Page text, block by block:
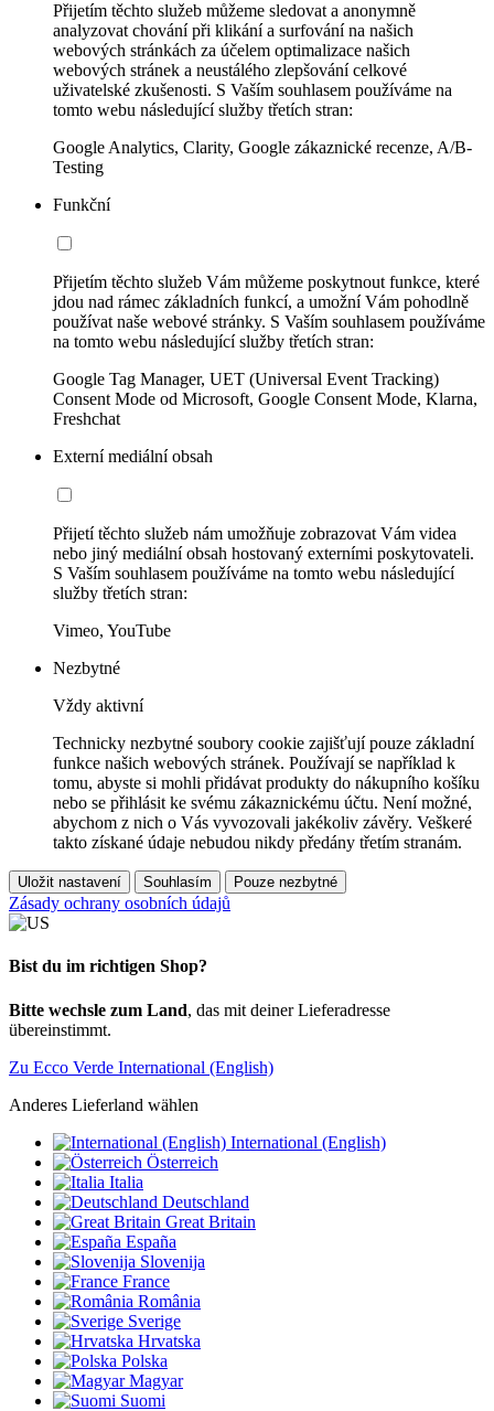
Přijetím těchto služeb můžeme sledovat a anonymně
analyzovat chování při klikání a surfování na našich
webových stránkách za účelem optimalizace našich
webových stránek a neustálého zlepšování celkové
uživatelské zkušenosti. S Vaším souhlasem používáme na
tomto webu následující služby třetích stran:
Google Analytics, Clarity, Google zákaznické recenze, A/B-
Testing
Funkční
Přijetím těchto služeb Vám můžeme poskytnout funkce, které
jdou nad rámec základních funkcí, a umožní Vám pohodlně
používat naše webové stránky. S Vaším souhlasem používáme
na tomto webu následující služby třetích stran:
Google Tag Manager, UET (Universal Event Tracking)
Consent Mode od Microsoft, Google Consent Mode, Klarna,
Freshchat
Externí mediální obsah
Přijetí těchto služeb nám umožňuje zobrazovat Vám videa
nebo jiný mediální obsah hostovaný externími poskytovateli.
S Vaším souhlasem používáme na tomto webu následující
služby třetích stran:
Vimeo, YouTube
Nezbytné
Vždy aktivní
Technicky nezbytné soubory cookie zajišťují pouze základní
funkce našich webových stránek. Používají se například k
tomu, abyste si mohli přidávat produkty do nákupního košíku
nebo se přihlásit ke svému zákaznickému účtu. Není možné,
abychom z nich o Vás vyvozovali jakékoliv závěry. Veškeré
takto získané údaje nebudou nikdy předány třetím stranám.
Uložit nastavení Souhlasím Pouze nezbytné
Zásady ochrany osobních údajů
Bist du im richtigen Shop?
Bitte wechsle zum Land, das mit deiner Lieferadresse
übereinstimmt.
Zu Ecco Verde International (English)
Anderes Lieferland wählen
International (English)
Österreich
Italia
Deutschland
Great Britain
España
Slovenija
France
România
Sverige
Hrvatska
Polska
Magyar
Suomi